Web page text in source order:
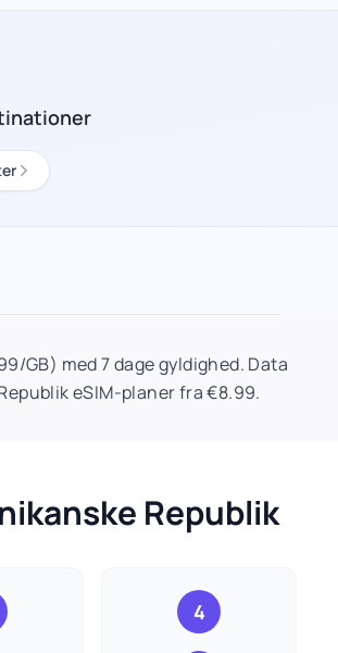
GB) med 7 dage gyldighed. Data
eSIM-planer fra €8.99.
Republik
4